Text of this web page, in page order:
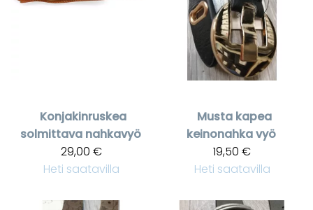
Konjakinruskea
solmittava nahkavyö
29,00 €
Heti saatavilla
Musta kapea
keinonahka vyö
19,50 €
Heti saatavilla